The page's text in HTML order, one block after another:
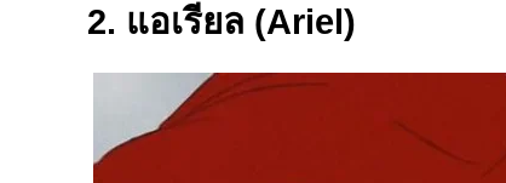
2. แอเรียล (Ariel)